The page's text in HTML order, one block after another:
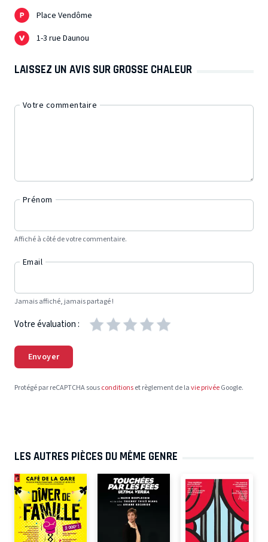
Place Vendôme
1-3 rue Daunou
LAISSEZ UN AVIS SUR GROSSE CHALEUR
Votre commentaire
Prénom
Affiché à côté de votre commentaire.
Email
Jamais affiché, jamais partagé !
Votre évaluation :
Envoyer
Protégé par reCAPTCHA sousconditionset règlement de lavie privéeGoogle.
LES AUTRES PIÈCES DU MÊME GENRE